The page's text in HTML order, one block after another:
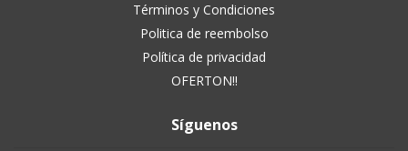
Términos y Condiciones
Politica de reembolso
Política de privacidad
OFERTON!!
Síguenos